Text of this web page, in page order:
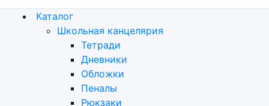
Каталог
Школьная канцелярия
Тетради
Дневники
Обложки
Пеналы
Рюкзаки